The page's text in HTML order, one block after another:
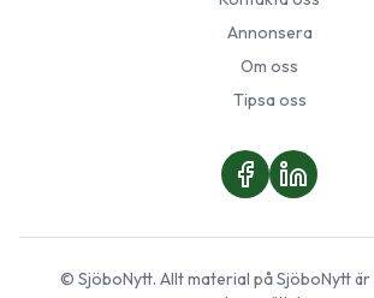
Annonsera
Om oss
Tipsa oss
© SjöboNytt. Allt material påSjöboNyttär